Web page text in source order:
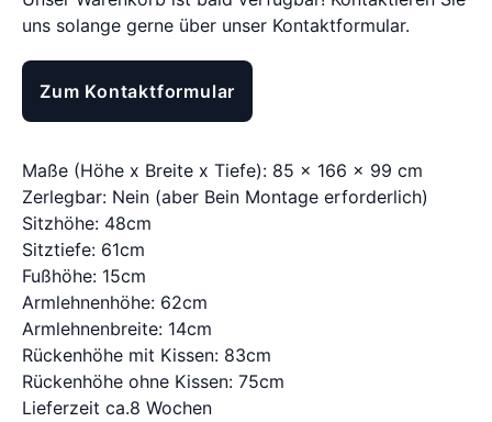
uns solange gerne über unser Kontaktformular.
Zum Kontaktformular
Maße (Höhe x Breite x Tiefe): 85 x 166 x 99 cm
Zerlegbar: Nein (aber Bein Montage erforderlich)
Sitzhöhe: 48cm
Sitztiefe: 61cm
Fußhöhe: 15cm
Armlehnenhöhe: 62cm
Armlehnenbreite: 14cm
Rückenhöhe mit Kissen: 83cm
Rückenhöhe ohne Kissen: 75cm
Lieferzeit ca.8 Wochen